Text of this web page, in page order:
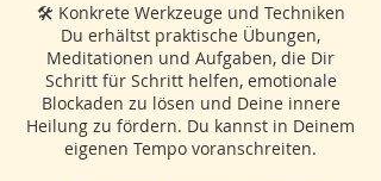
🛠️ Konkrete Werkzeuge und Techniken
Du erhältst praktische Übungen,
Meditationen und Aufgaben, die Dir
Schritt für Schritt helfen, emotionale
Blockaden zu lösen und Deine innere
Heilung zu fördern. Du kannst in Deinem
eigenen Tempo voranschreiten.